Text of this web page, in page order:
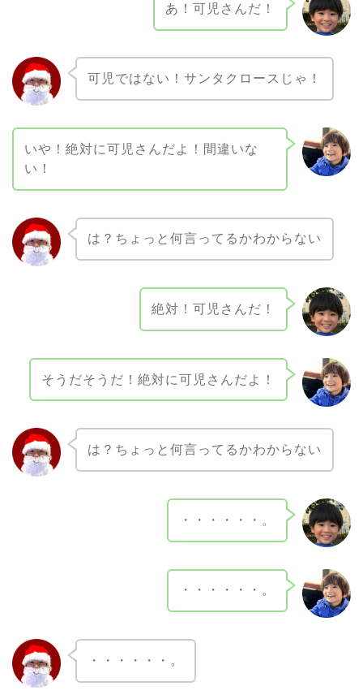
あ！可児さんだ！
可児ではない！サンタクロースじゃ！
いや！絶対に可児さんだよ！間違いな
い！
は？ちょっと何言ってるかわからない
絶対！可児さんだ！
そうだそうだ！絶対に可児さんだよ！
は？ちょっと何言ってるかわからない
・・・・・・。
・・・・・・。
・・・・・・。